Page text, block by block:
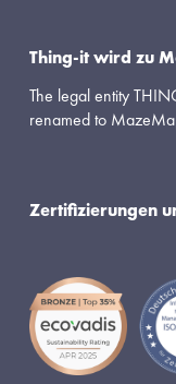
Thing-it wird zu
The legal entity
renamed to
Zertifizierungen